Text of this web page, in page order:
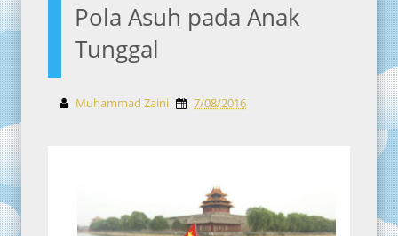
Pola Asuh pada Anak
Tunggal
Muhammad Zaini 7/08/2016